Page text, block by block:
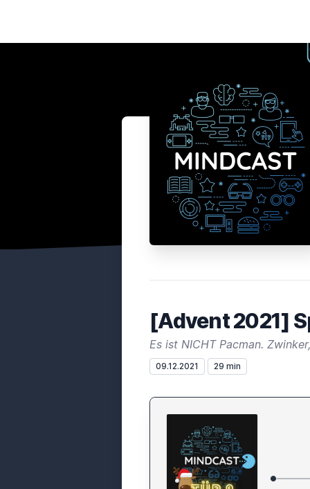
[Advent 2021]
Es ist NICHT Pacman.
09.12.2021 29 min